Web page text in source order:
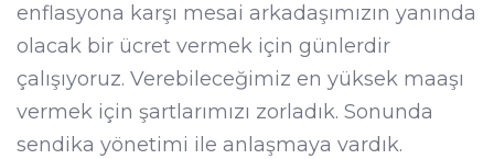
enflasyona karşı mesai arkadaşımızın yanında
olacak bir ücret vermek için günlerdir
çalışıyoruz. Verebileceğimiz en yüksek maaşı
vermek için şartlarımızı zorladık. Sonunda
sendika yönetimi ile anlaşmaya vardık.